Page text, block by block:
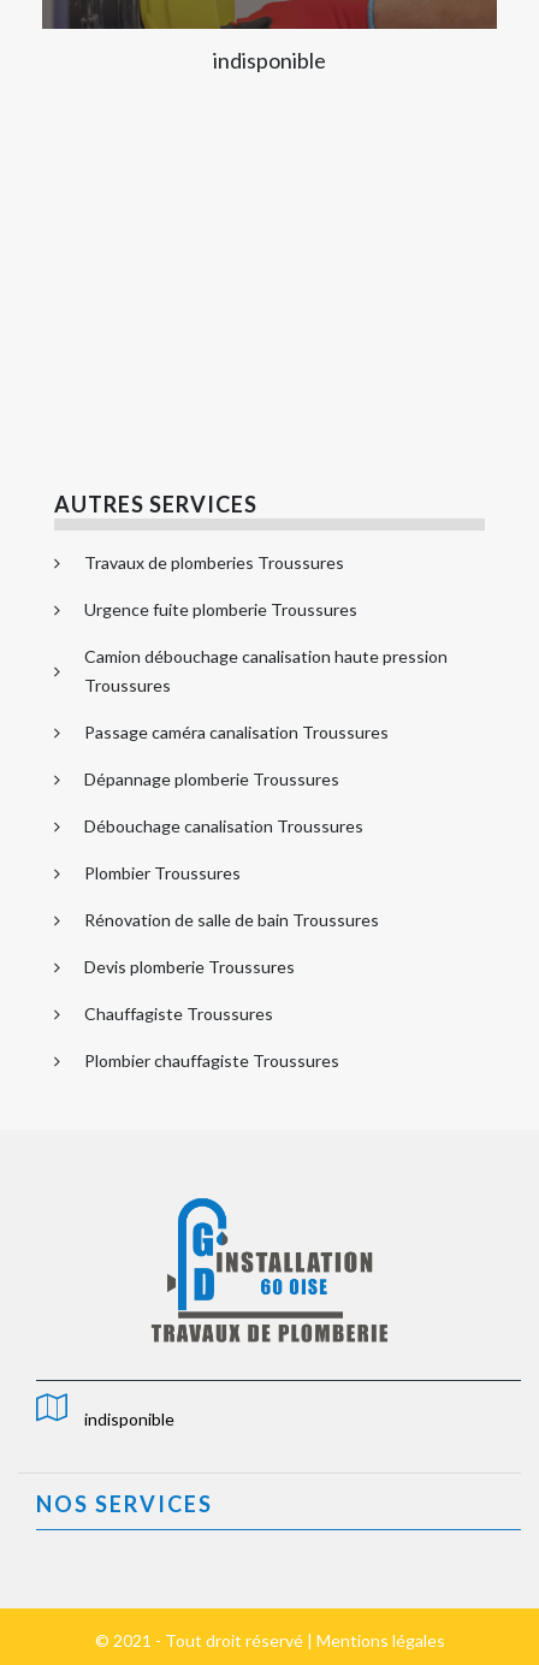
indisponible
AUTRES SERVICES
Travaux de plomberies Troussures
Urgence fuite plomberie Troussures
Camion débouchage canalisation haute pression
Troussures
Passage caméra canalisation Troussures
Dépannage plomberie Troussures
Débouchage canalisation Troussures
Plombier Troussures
Rénovation de salle de bain Troussures
Devis plomberie Troussures
Chauffagiste Troussures
Plombier chauffagiste Troussures
indisponible
NOS SERVICES
© 2021 - Tout droit réservé | Mentions légales